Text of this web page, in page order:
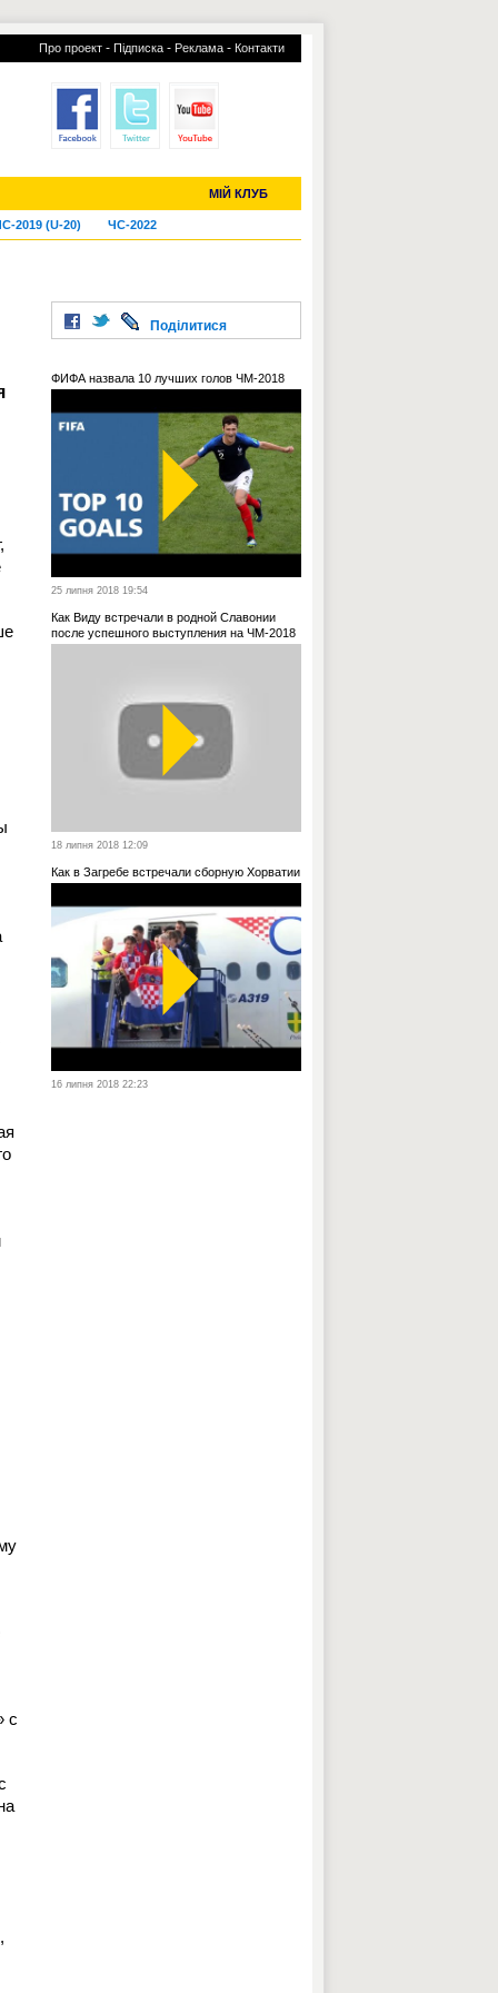
Про проект - Підписка - Реклама - Контакти
МІЙ КЛУБ
2019 (U-20) ЧС-2022
УСІ ТРАНСФЕРИ
с
Поділитися
ФИФА назвала 10 лучших голов ЧМ-2018
25 липня 2018 19:54
Как Виду встречали в родной Славонии
после успешного выступления на ЧМ-2018
18 липня 2018 12:09
Как в Загребе встречали сборную Хорватии
16 липня 2018 22:23